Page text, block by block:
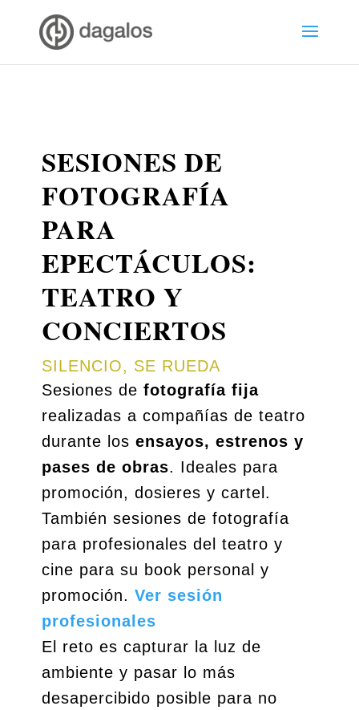
SESIONES DE
FOTOGRAFÍA
PARA
EPECTÁCULOS:
TEATRO Y
CONCIERTOS
SILENCIO, SE RUEDA
Sesiones de fotografía fija
realizadas a compañías de teatro
durante los ensayos, estrenos y
pases de obras. Ideales para
promoción, dosieres y cartel.
También sesiones de fotografía
para profesionales del teatro y
cine para su book personal y
promoción. Ver sesión
profesionales
El reto es capturar la luz de
ambiente y pasar lo más
desapercibido posible para no